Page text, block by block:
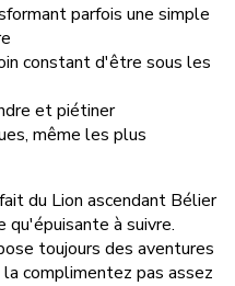
parfois une simple
constant d'être sous les
et piétiner
même les plus
du Lion ascendant Bélier
qu'épuisante à suivre.
toujours des aventures
complimentez pas assez